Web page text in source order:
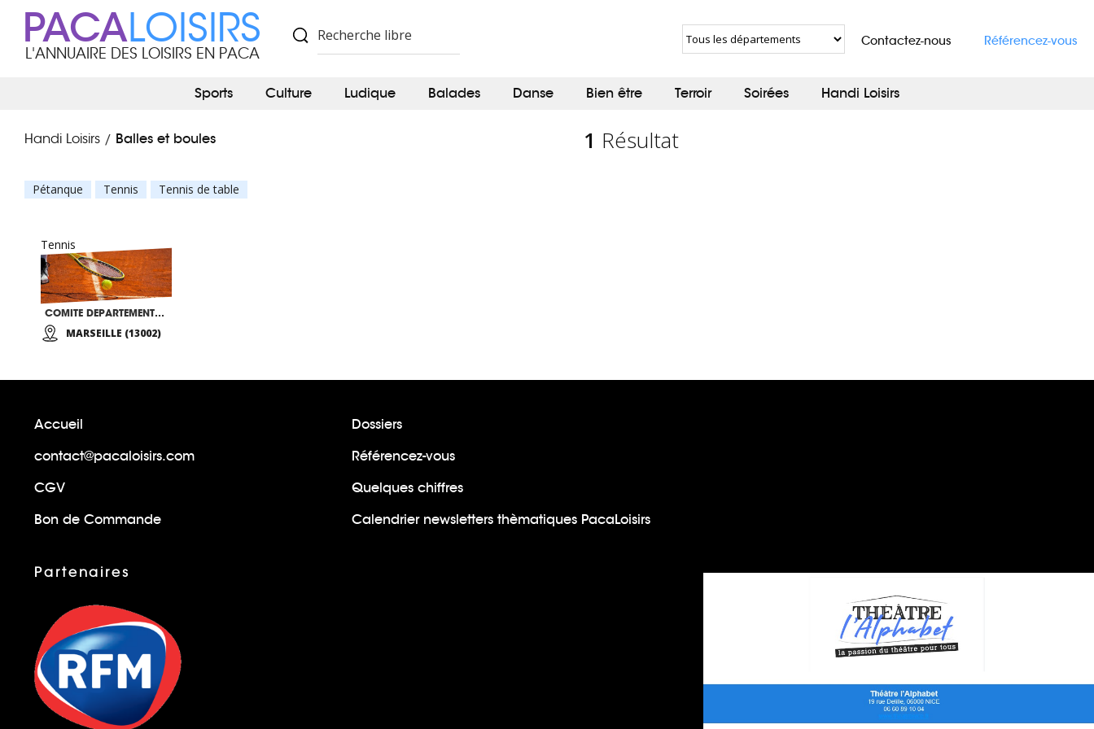
PACALOISIRS
L'ANNUAIRE DES LOISIRS EN PACA
Contactez-nous Référencez-vous
Sports Culture Ludique Balades Danse Bien être Terroir Soirées Handi Loisirs
Handi Loisirs / Balles et boules 1 Résultat
Pétanque Tennis Tennis de table
Tennis
COMITE DEPARTEMENTAL HANDISPORT DES BDR 13
MARSEILLE (13002)
Accueil
Dossiers
contact@pacaloisirs.com
Référencez-vous
CGV
Quelques chiffres
Bon de Commande
Calendrier newsletters thèmatiques PacaLoisirs
Partenaires